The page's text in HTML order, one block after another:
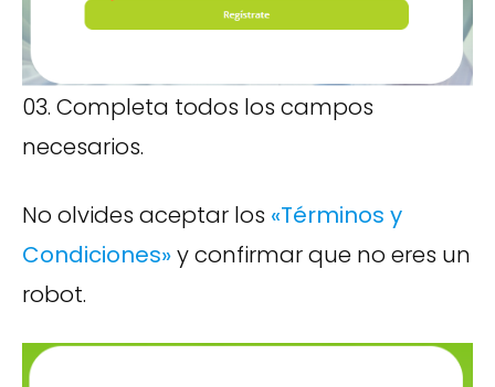
03. Completa todos los campos
necesarios.
No olvides aceptar los «Términos y
Condiciones»y confirmar que no eres un
robot.